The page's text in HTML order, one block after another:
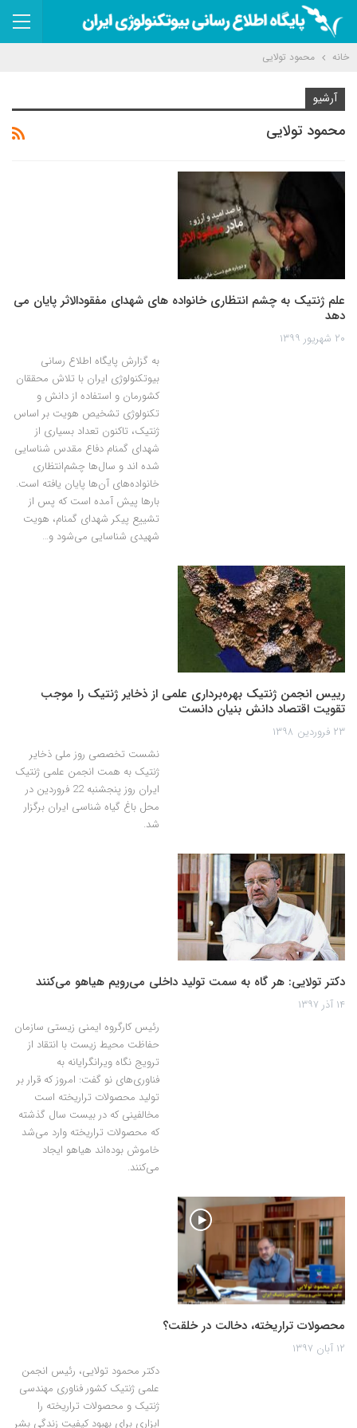
خانه محمود تولایی
آرشیو
محمود تولایی
علم ژنتیک به چشم انتظاری خانواده های شهدای مفقودالاثر پایان می
دهد
۲۰ شهریور ۱۳۹۹
به گزارش پایگاه اطلاع رسانی
بیوتکنولوژی ایران با تلاش محققان
کشورمان و استفاده از دانش و
تکنولوژی تشخیص هویت بر اساس
ژنتیک، تاکنون تعداد بسیاری از
شهدای گمنام دفاع مقدس شناسایی
شده اند و سال‌ها چشم‌انتظاری
خانواده‌های آن‌ها پایان یافته است.
بارها پیش آمده است که پس از
تشییع پیکر شهدای گمنام، هویت
شهیدی شناسایی می‌شود و…
رییس انجمن ژنتیک بهره‌برداری علمی از ذخایر ژنتیک را موجب
تقویت اقتصاد دانش بنیان دانست
۲۳ فروردین ۱۳۹۸
نشست تخصصی روز ملی ذخایر
ژنتیک به همت انجمن علمی ژنتیک
ایران روز پنجشنبه 22 فروردین در
محل باغ گیاه شناسی ایران برگزار
شد.
دکتر تولایی: هر گاه به سمت تولید داخلی می‌رویم هیاهو می‌کنند
۱۴ آذر ۱۳۹۷
رئیس کارگروه ایمنی زیستی سازمان
حفاظت محیط زیست با انتقاد از
ترویج نگاه ویرانگرایانه به
فناوری‌های نو گفت: امروز که قرار بر
تولید محصولات تراریخته است
مخالفینی که در بیست سال گذشته
که محصولات تراریخته وارد می‌شد
خاموش بوده‌اند هیاهو ایجاد
می‌کنند.
محصولات تراریخته، دخالت در خلقت؟
۱۲ آبان ۱۳۹۷
دکتر محمود تولایی، رئیس انجمن
علمی ژنتیک کشور فناوری مهندسی
ژنتیک و محصولات تراریخته را
ابزاری برای بهبود کیفیت زندگی بشر